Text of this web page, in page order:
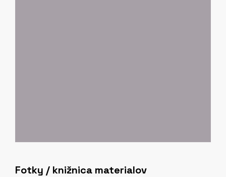
Fotky / knižnica materialov